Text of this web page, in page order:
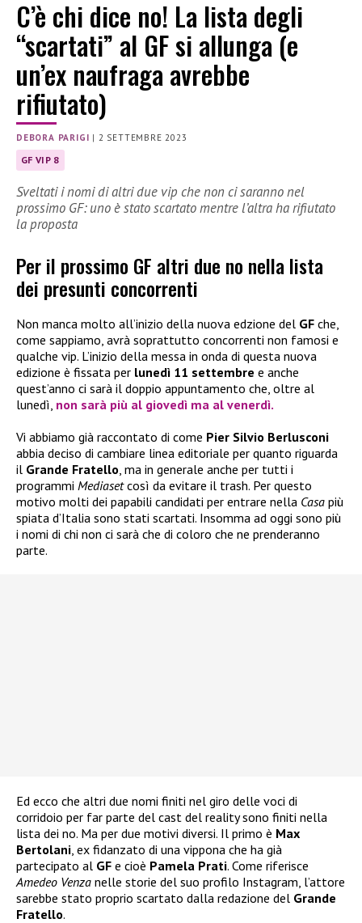
C’è chi dice no! La lista degli
“scartati” al GF si allunga (e
un’ex naufraga avrebbe
rifiutato)
DEBORA PARIGI | 2 SETTEMBRE 2023
GF VIP 8
Sveltati i nomi di altri due vip che non ci saranno nel
prossimo GF: uno è stato scartato mentre l’altra ha rifiutato
la proposta
Per il prossimo GF altri due no nella lista
dei presunti concorrenti
Non manca molto all’inizio della nuova edzione del GF che,
come sappiamo, avrà soprattutto concorrenti non famosi e
qualche vip. L’inizio della messa in onda di questa nuova
edizione è fissata per lunedì 11 settembre e anche
quest’anno ci sarà il doppio appuntamento che, oltre al
lunedì, non sarà più al giovedì ma al venerdì.
Vi abbiamo già raccontato di come Pier Silvio Berlusconi
abbia deciso di cambiare linea editoriale per quanto riguarda
il Grande Fratello , ma in generale anche per tutti i
programmi Mediasetcosì da evitare il trash. Per questo
motivo molti dei papabili candidati per entrare nella Casa più
spiata d’Italia sono stati scartati. Insomma ad oggi sono più
i nomi di chi non ci sarà che di coloro che ne prenderanno
parte.
Ed ecco che altri due nomi finiti nel giro delle voci di
corridoio per far parte del cast del reality sono finiti nella
lista dei no. Ma per due motivi diversi. Il primo è Max
Bertolani , ex fidanzato di una vippona che ha già
partecipato al GF e cioè Pamela Prati. Come riferisce
Amedeo Venza nelle storie del suo profilo Instagram, l’attore
sarebbe stato proprio scartato dalla redazione del Grande
Fratello.